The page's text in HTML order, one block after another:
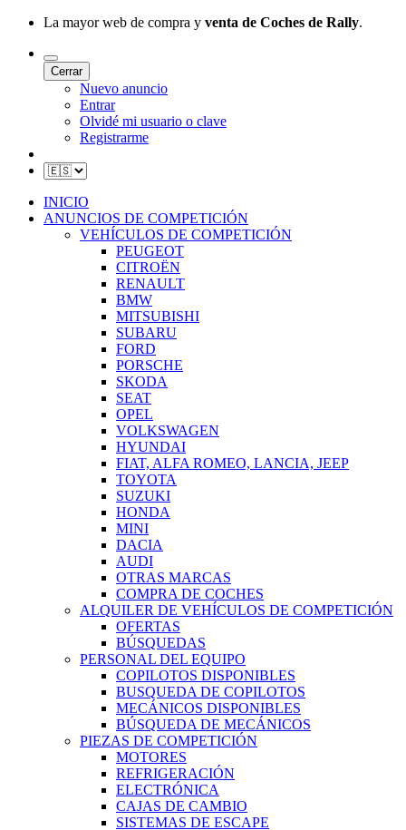
La mayor web de compra y venta de Coches de Rally.
Cerrar
Nuevo anuncio
Entrar
Olvidé mi usuario o clave
Registrarme
INICIO
ANUNCIOS DE COMPETICIÓN
VEHÍCULOS DE COMPETICIÓN
PEUGEOT
CITROËN
RENAULT
BMW
MITSUBISHI
SUBARU
FORD
PORSCHE
SKODA
SEAT
OPEL
VOLKSWAGEN
HYUNDAI
FIAT, ALFA ROMEO, LANCIA, JEEP
TOYOTA
SUZUKI
HONDA
MINI
DACIA
AUDI
OTRAS MARCAS
COMPRA DE COCHES
ALQUILER DE VEHÍCULOS DE COMPETICIÓN
OFERTAS
BÚSQUEDAS
PERSONAL DEL EQUIPO
COPILOTOS DISPONIBLES
BUSQUEDA DE COPILOTOS
MECÁNICOS DISPONIBLES
BÚSQUEDA DE MECÁNICOS
PIEZAS DE COMPETICIÓN
MOTORES
REFRIGERACIÓN
ELECTRÓNICA
CAJAS DE CAMBIO
SISTEMAS DE ESCAPE